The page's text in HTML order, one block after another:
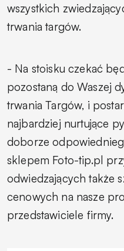
wszystkich
trwania targów.
- Na stoisku czekać
pozostaną do Waszej
trwania Targów, i
najbardziej nurtujące
doborze
sklepem Foto-tip.pl
odwiedzających także
cenowych na nasze
przedstawiciele firmy.